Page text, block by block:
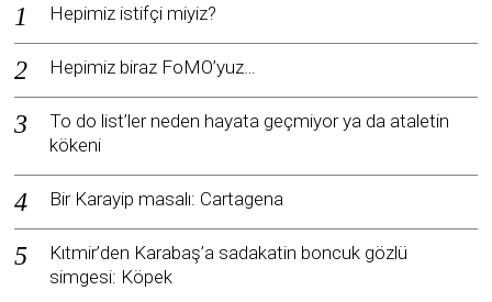
Hepimiz istifçi miyiz?
Hepimiz biraz FoMO’yuz…
To do list’ler neden hayata geçmiyor ya da ataletin
kökeni
Bir Karayip masalı: Cartagena
Kıtmir’den Karabaş’a sadakatin boncuk gözlü
simgesi: Köpek